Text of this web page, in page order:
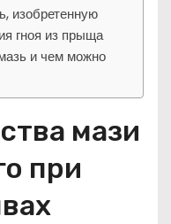
изобретенную
гноя из прыща
и чем можно
мази
при